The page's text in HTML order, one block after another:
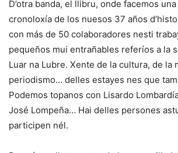
D’otra banda, el llibru, onde facemos
cronoloxía de los nuesos 37 años
con más de 50 colaboradores nesti
pequeños mui entrañables referíos a la
Luar na Lubre. Xente de la cultura, de la
periodismo… delles estayes nes que
Podemos topanos con Lisardo
José Lompeña… Hai delles persones
participen nél.